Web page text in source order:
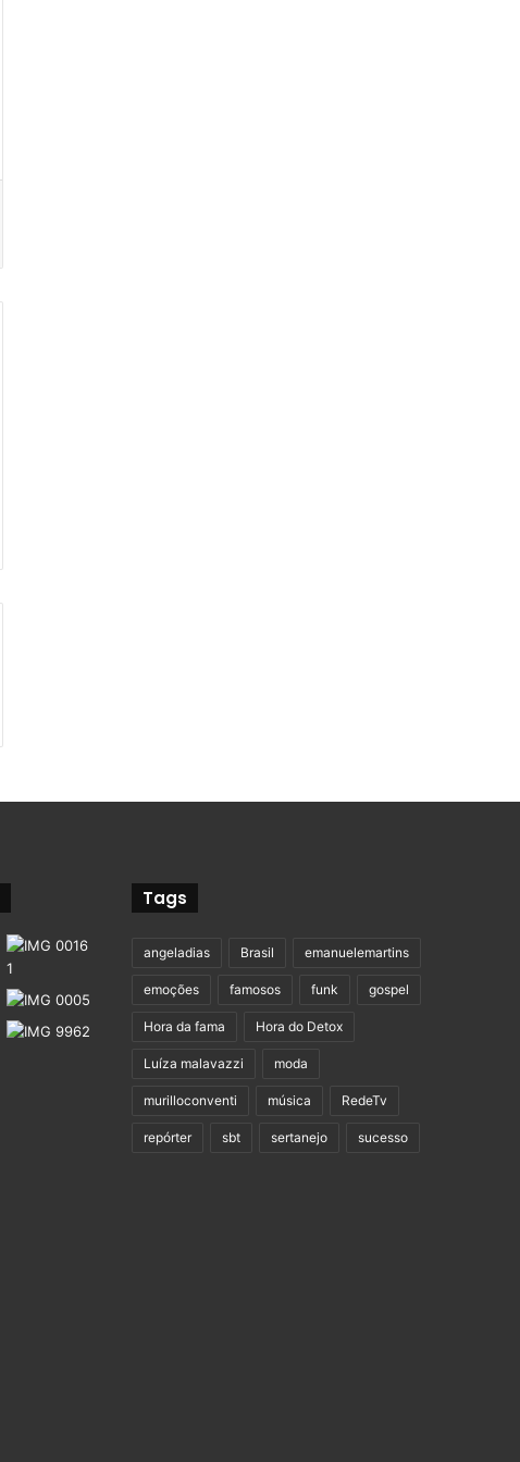
Tags
angeladias Brasil emanuelemartins
emoções famosos funk gospel
Hora da fama Hora do Detox
Luíza malavazzi moda
murilloconventi música RedeTv
repórter sbt sertanejo sucesso